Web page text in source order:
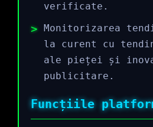
verificate.
Monitorizarea
la curent cu
ale pieței și
publicitare.
Funcțiile